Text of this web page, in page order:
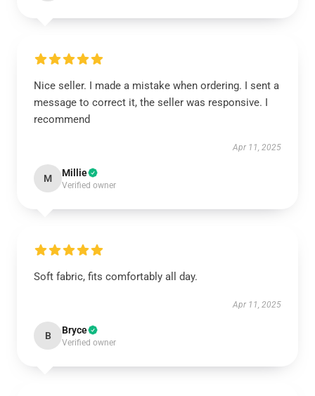
Nice seller. I made a mistake when ordering. I sent a
message to correct it, the seller was responsive. I
recommend
Apr 11, 2025
M Millie
Verified owner
Soft fabric, fits comfortably all day.
Apr 11, 2025
B Bryce
Verified owner